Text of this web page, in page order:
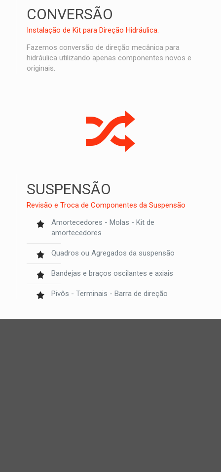
CONVERSÃO
Instalação de Kit para Direção Hidráulica.
Fazemos conversão de direção mecânica para
hidráulica utilizando apenas componentes novos e
originais.
SUSPENSÃO
Revisão e Troca de Componentes da Suspensão
Amortecedores - Molas - Kit de
amortecedores
Quadros ou Agregados da suspensão
Bandejas e braços oscilantes e axiais
Pivôs - Terminais - Barra de direção